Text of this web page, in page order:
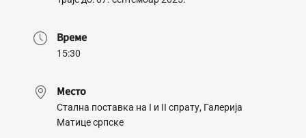
Време
15:30
Место
Стална поставка на I и II спрату, Галерија
Матице српске